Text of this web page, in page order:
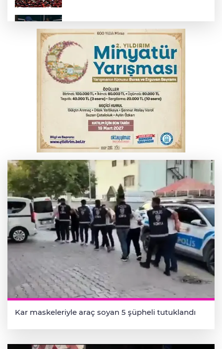
kişi tutuklandı
İnegöl’de yangın paniği! Apartmana
sıçrayan alevler söndürüldü
Serbest piyasada döviz fiyatları
Otomobil kanala uçtu: 2 yaralı
Kar maskeleriyle araç soyan 5 şüpheli tutuklandı